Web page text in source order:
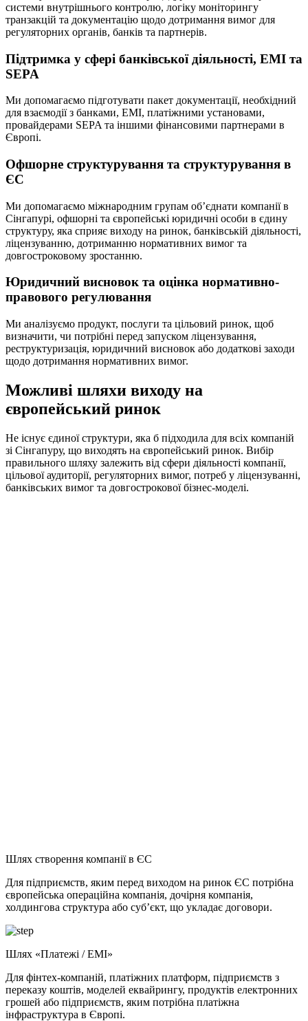
системи внутрішнього контролю, логіку моніторингу
транзакцій та документацію щодо дотримання вимог для
регуляторних органів, банків та партнерів.
Підтримка у сфері банківської діяльності, EMI та
SEPA
Ми допомагаємо підготувати пакет документації, необхідний
для взаємодії з банками, EMI, платіжними установами,
провайдерами SEPA та іншими фінансовими партнерами в
Європі.
Офшорне структурування та структурування в
ЄС
Ми допомагаємо міжнародним групам об’єднати компанії в
Сінгапурі, офшорні та європейські юридичні особи в єдину
структуру, яка сприяє виходу на ринок, банківській діяльності,
ліцензуванню, дотриманню нормативних вимог та
довгостроковому зростанню.
Юридичний висновок та оцінка нормативно-
правового регулювання
Ми аналізуємо продукт, послуги та цільовий ринок, щоб
визначити, чи потрібні перед запуском ліцензування,
реструктуризація, юридичний висновок або додаткові заходи
щодо дотримання нормативних вимог.
Можливі шляхи виходу на
європейський ринок
Не існує єдиної структури, яка б підходила для всіх компаній
зі Сінгапуру, що виходять на європейський ринок. Вибір
правильного шляху залежить від сфери діяльності компанії,
цільової аудиторії, регуляторних вимог, потреб у ліцензуванні,
банківських вимог та довгострокової бізнес-моделі.
Шлях створення компанії в ЄС
Для підприємств, яким перед виходом на ринок ЄС потрібна
європейська операційна компанія, дочірня компанія,
холдингова структура або суб’єкт, що укладає договори.
Шлях «Платежі / EMI»
Для фінтех-компаній, платіжних платформ, підприємств з
переказу коштів, моделей еквайрингу, продуктів електронних
грошей або підприємств, яким потрібна платіжна
інфраструктура в Європі.